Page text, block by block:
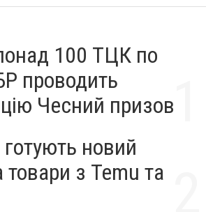
100 ТЦК по
проводить
Чесний призов
новий
товари з Temu та